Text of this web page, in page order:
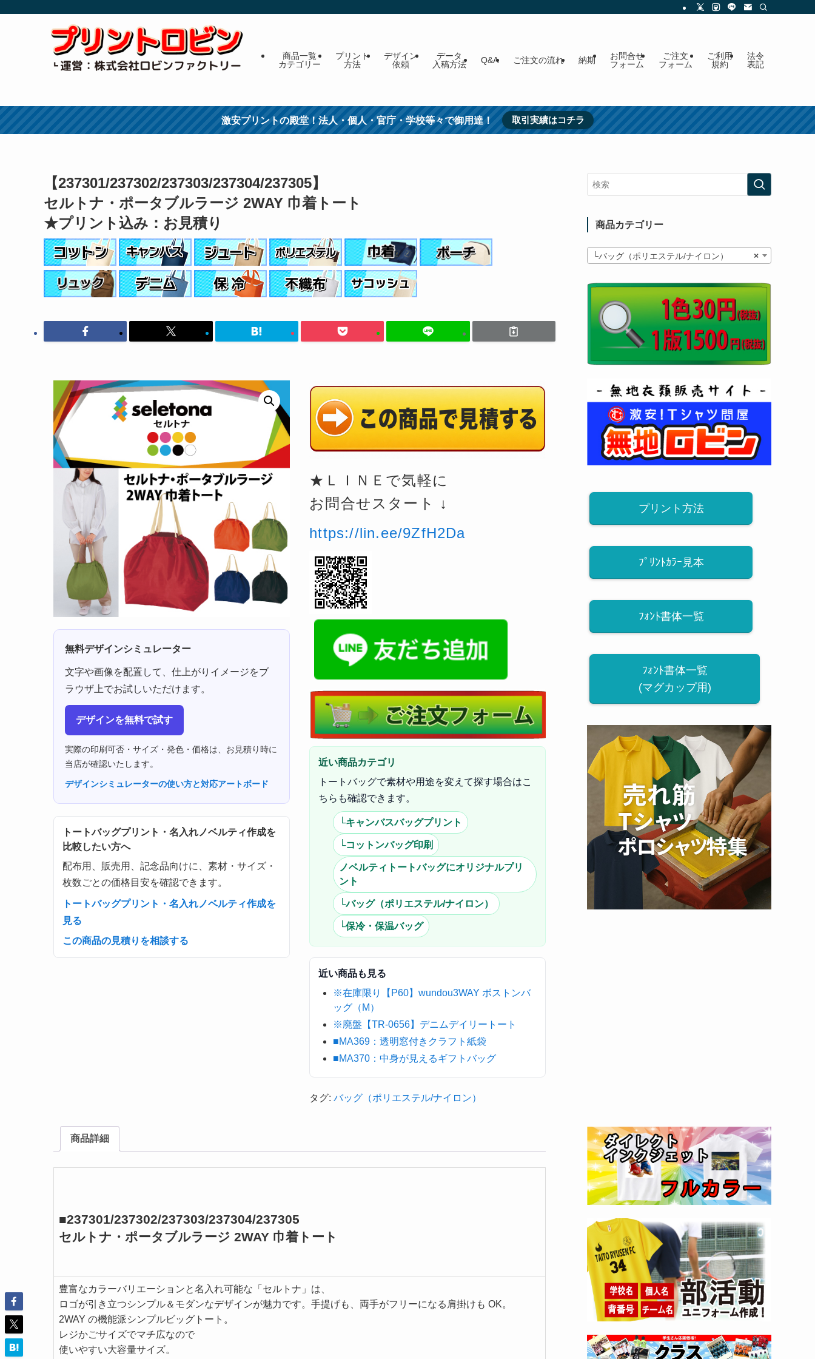
商品一覧
カテゴリー
プリント
方法
デザイン
依頼
データ
入稿方法
Q&A ご注文の流れ 納期
お問合せ
フォーム
ご注文
フォーム
ご利用
規約
法令
表記
激安プリントの殿堂！法人・個人・官庁・学校等々で御用達！ 取引実績はコチラ
【237301/237302/237303/237304/237305】
セルトナ・ポータブルラージ 2WAY 巾着トート
★プリント込み：お見積り
無料デザインシミュレーター
文字や画像を配置して、仕上がりイメージをブ
ラウザ上でお試しいただけます。
デザインを無料で試す
実際の印刷可否・サイズ・発色・価格は、お見積り時に
当店が確認いたします。
デザインシミュレーターの使い方と対応アートボード
トートバッグプリント・名入れノベルティ作成を
比較したい方へ
配布用、販売用、記念品向けに、素材・サイズ・
枚数ごとの価格目安を確認できます。
トートバッグプリント・名入れノベルティ作成を
見る
この商品の見積りを相談する
★ＬＩＮＥで気軽に
お問合せスタート ↓
https://lin.ee/9ZfH2Da
近い商品カテゴリ
トートバッグで素材や用途を変えて探す場合はこ
ちらも確認できます。
└キャンバスバッグプリント
└コットンバッグ印刷
ノベルティトートバッグにオリジナルプリ
ント
└バッグ（ポリエステル/ナイロン）
└保冷・保温バッグ
近い商品も見る
※在庫限り【P60】wundou3WAY ボストンバ
ッグ（M）
※廃盤【TR-0656】デニムデイリートート
■MA369：透明窓付きクラフト紙袋
■MA370：中身が見えるギフトバッグ
タグ:バッグ（ポリエステル/ナイロン）
商品詳細
■237301/237302/237303/237304/237305
セルトナ・ポータブルラージ 2WAY 巾着トート
豊富なカラーバリエーションと名入れ可能な「セルトナ」は、
ロゴが引き立つシンプル＆モダンなデザインが魅力です。手提げも、両手がフリーになる肩掛けも OK。
2WAY の機能派シンプルビッグトート。
レジかごサイズでマチ広なので
使いやすい大容量サイズ。
商品カテゴリー
×
└バッグ（ポリエステル/ナイロン）
プリント方法
ﾌﾟﾘﾝﾄｶﾗｰ見本
ﾌｫﾝﾄ書体一覧
ﾌｫﾝﾄ書体一覧
(マグカップ用)